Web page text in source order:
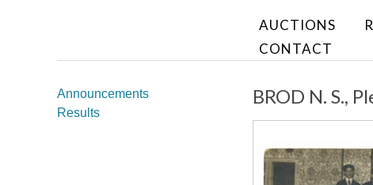
AUCTIONS
CONTACT
Announcements
Results
BROD N. S.,